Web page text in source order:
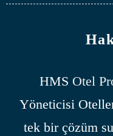
HMS Otel
Yöneticisi
tek bir çözüm